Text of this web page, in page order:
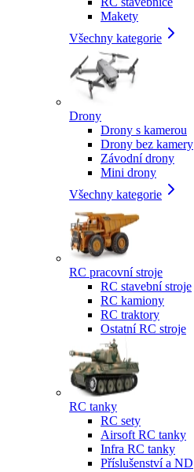
Makety
Všechny kategorie
Drony
Drony s kamerou
Drony bez kamery
Závodní drony
Mini drony
Všechny kategorie
RC pracovní stroje
RC stavební stroje
RC kamiony
RC traktory
Ostatní RC stroje
RC tanky
RC sety
Airsoft RC tanky
Infra RC tanky
Příslušenství a ND